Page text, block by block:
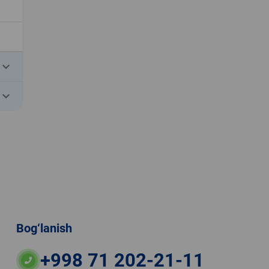
keyboard_arrow_down
keyboard_arrow_down
Bog‘lanish
+998 71 202-21-11